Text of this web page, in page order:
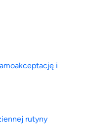
i
rutyny